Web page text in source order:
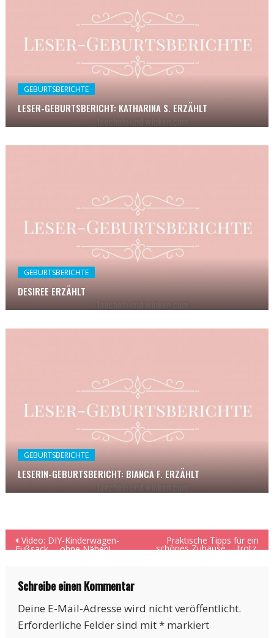
GEBURTSBERICHTE
LESER-GEBURTSBERICHT: KATHARINA S. ERZÄHLT
GEBURTSBERICHTE
DESIREE ERZÄHLT
GEBURTSBERICHTE
LESERIN-GEBURTSBERICHT: BIANCA F. ERZÄHLT
Beitragsnavigation
Video: DIY-Kinderwagen-
Fußsack … ohne Nähen!
Praktische Tipps für ein
schönes Zuhause … trotz,
Schreibe einen Kommentar
Deine E-Mail-Adresse wird nicht veröffentlicht.
Erforderliche Felder sind mit*markiert